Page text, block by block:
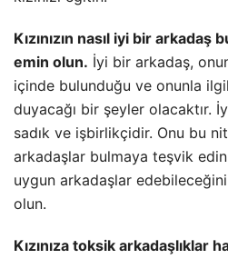
Kızınızın nasıl iyi bir arkadaş
emin olun. İyi bir arkadaş,
içinde bulunduğu ve onunla
duyacağı bir şeyler olacaktır.
sadık ve işbirlikçidir. Onu bu
arkadaşlar bulmaya teşvik edin.
uygun arkadaşlar edebileceğini
olun.
Kızınıza toksik arkadaşlıklar